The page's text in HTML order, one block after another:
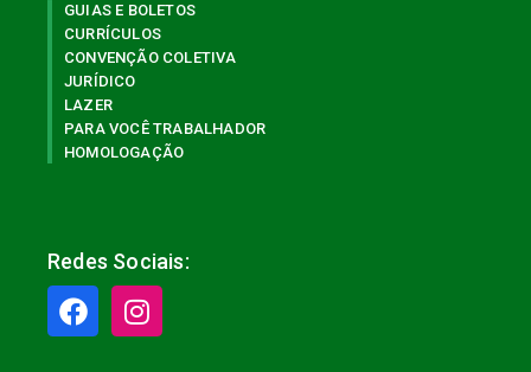
GUIAS E BOLETOS
CURRÍCULOS
CONVENÇÃO COLETIVA
JURÍDICO
LAZER
PARA VOCÊ TRABALHADOR
HOMOLOGAÇÃO
Redes Sociais: